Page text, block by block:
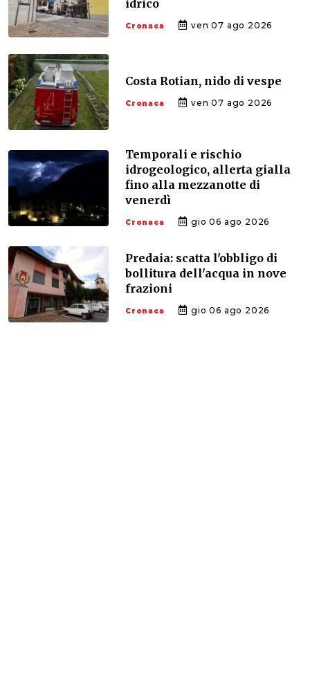
idrico
Cronaca ven 07 ago 2026
Costa Rotian, nido di vespe
Cronaca ven 07 ago 2026
Temporali e rischio
idrogeologico, allerta gialla
fino alla mezzanotte di
venerdì
Cronaca gio 06 ago 2026
Predaia: scatta l'obbligo di
bollitura dell'acqua in nove
frazioni
Cronaca gio 06 ago 2026